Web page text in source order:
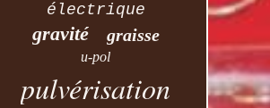
électrique
gravité graisse
u-pol
pulvérisation